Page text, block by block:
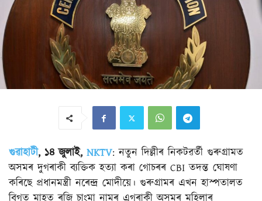
গুৱাহাটী, ১৪ জুলাই, NKTV: নতুন দিল্লীৰ নিকটৱৰ্তী গুৰুগ্ৰামত
অসমৰ দুগৰাকী ব্যক্তিক হত্যা কৰা গোচৰৰ CBI তদন্ত ঘোষণা
কৰিছে প্ৰধানমন্ত্ৰী নৰেন্দ্ৰ মোদীয়ে। গুৰুগ্ৰামৰ এখন হাস্পতালত